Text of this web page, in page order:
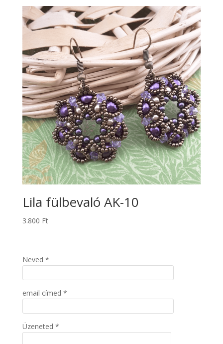
9.490 Ft.8.890 Ft.
Lila fülbevaló AK-10
3.800 Ft
Neved *
email címed *
Üzeneted *